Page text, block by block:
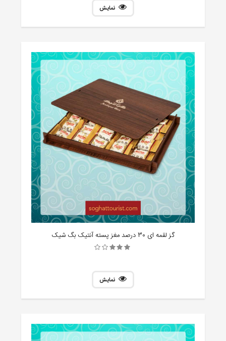
نمایش
گز لقمه ای 30 درصد مغز پسته آنتیک بگ شیک
نمایش